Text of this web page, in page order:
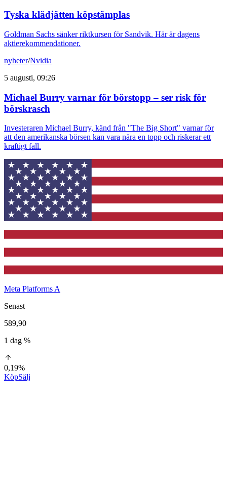
Tyska klädjätten köpstämplas
Goldman Sachs sänker riktkursen för Sandvik. Här är dagens
aktierekommendationer.
nyheter/Nvidia
5 augusti, 09:26
Michael Burry varnar för börstopp – ser risk för
börskrasch
Investeraren Michael Burry, känd från "The Big Short" varnar för
att den amerikanska börsen kan vara nära en topp och riskerar ett
kraftigt fall.
Meta Platforms A
Senast
589,90
1 dag %
0,19%
KöpSälj